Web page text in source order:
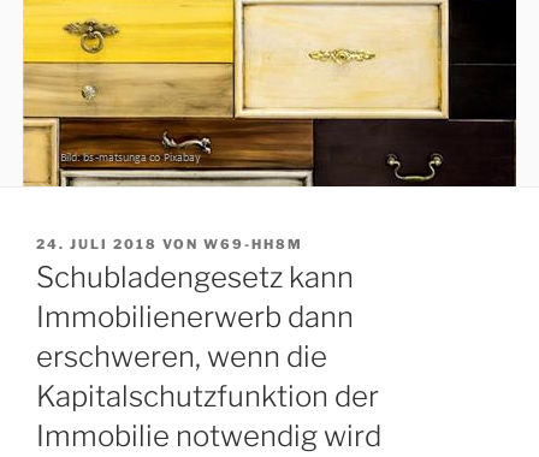
VERÖFFENTLICHT
AM
24. JULI 2018 VON W69-HH8M
Schubladengesetz kann
Immobilienerwerb dann
erschweren, wenn die
Kapitalschutzfunktion der
Immobilie notwendig wird